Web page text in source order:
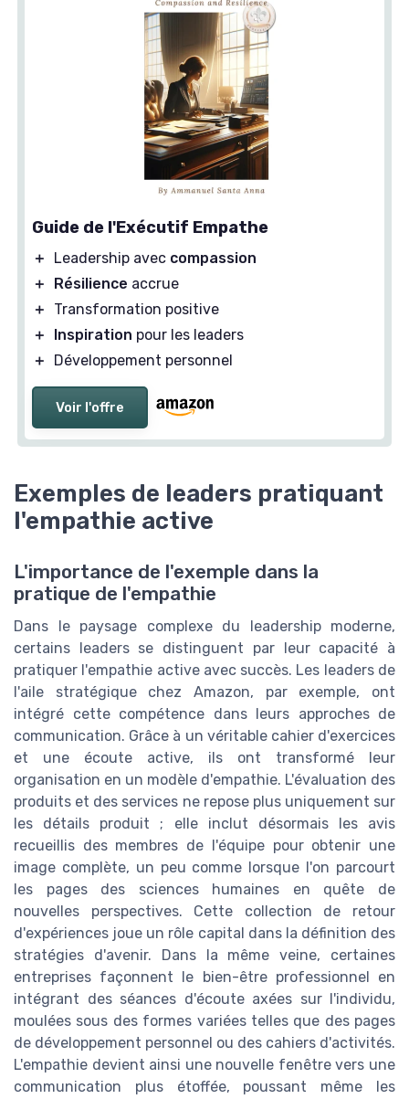
Guide de l'Exécutif Empathe
＋ Leadership avec compassion
＋
Résilience accrue
＋
Transformation positive
＋
Inspiration pour les leaders
＋
Développement personnel
Voir l'offre
Exemples de leaders pratiquant
l'empathie active
L'importance de l'exemple dans la
pratique de l'empathie
Dans le paysage complexe du leadership moderne,
certains leaders se distinguent par leur capacité à
pratiquer l'empathie active avec succès. Les leaders de
l'aile stratégique chez Amazon, par exemple, ont
intégré cette compétence dans leurs approches de
communication. Grâce à un véritable cahier d'exercices
et une écoute active, ils ont transformé leur
organisation en un modèle d'empathie. L'évaluation des
produits et des services ne repose plus uniquement sur
les détails produit ; elle inclut désormais les avis
recueillis des membres de l'équipe pour obtenir une
image complète, un peu comme lorsque l'on parcourt
les pages des sciences humaines en quête de
nouvelles perspectives. Cette collection de retour
d'expériences joue un rôle capital dans la définition des
stratégies d'avenir. Dans la même veine, certaines
entreprises façonnent le bien-être professionnel en
intégrant des séances d'écoute axées sur l'individu,
moulées sous des formes variées telles que des pages
de développement personnel ou des cahiers d'activités.
L'empathie devient ainsi une nouvelle fenêtre vers une
communication plus étoffée, poussant même les